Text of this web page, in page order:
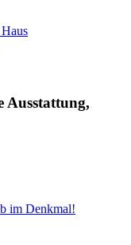
Ausstattung,
im Denkmal!